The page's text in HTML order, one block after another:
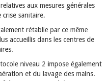
aux mesures générales
crise sanitaire.
rétablie par ce même
accueillis dans les centres de
niveau 2 impose également
et du lavage des mains.